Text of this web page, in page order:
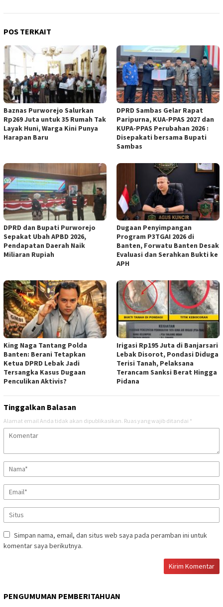
POS TERKAIT
Baznas Purworejo Salurkan
Rp269 Juta untuk 35 Rumah Tak
Layak Huni, Warga Kini Punya
Harapan Baru ‎
DPRD Sambas Gelar Rapat
Paripurna, KUA-PPAS 2027 dan
KUPA-PPAS Perubahan 2026 :
Disepakati bersama Bupati
Sambas
DPRD dan Bupati Purworejo
Sepakat Ubah APBD 2026,
Pendapatan Daerah Naik
Miliaran Rupiah ‎
Dugaan Penyimpangan
Program P3TGAI 2026 di
Banten, Forwatu Banten Desak
Evaluasi dan Serahkan Bukti ke
APH
‎King Naga Tantang Polda
Banten: Berani Tetapkan
Ketua DPRD Lebak Jadi
Tersangka Kasus Dugaan
Penculikan Aktivis? ‎
Irigasi Rp195 Juta di Banjarsari
Lebak Disorot, Pondasi Diduga
Terisi Tanah, Pelaksana
Terancam Sanksi Berat Hingga
Pidana
Tinggalkan Balasan
Alamat email Anda tidak akan dipublikasikan. Ruas yang wajib ditandai *
Simpan nama, email, dan situs web saya pada peramban ini untuk
komentar saya berikutnya.
PENGUMUMAN PEMBERITAHUAN